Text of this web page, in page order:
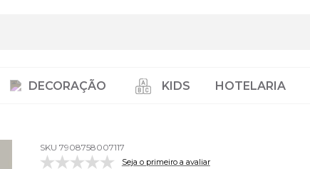
DECORAÇÃO KIDS HOTELARIA
SKU 7908758007117
Seja o primeiro a avaliar